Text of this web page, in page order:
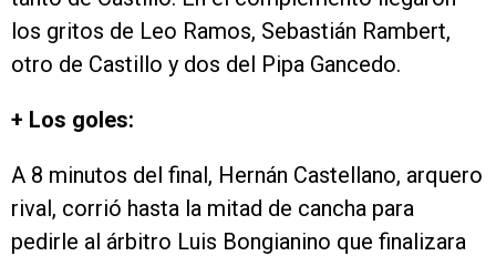
los gritos de Leo Ramos, Sebastián Rambert,
otro de Castillo y dos del Pipa Gancedo.
+ Los goles:
A 8 minutos del final, Hernán Castellano, arquero
rival, corrió hasta la mitad de cancha para
pedirle al árbitro Luis Bongianino que finalizara